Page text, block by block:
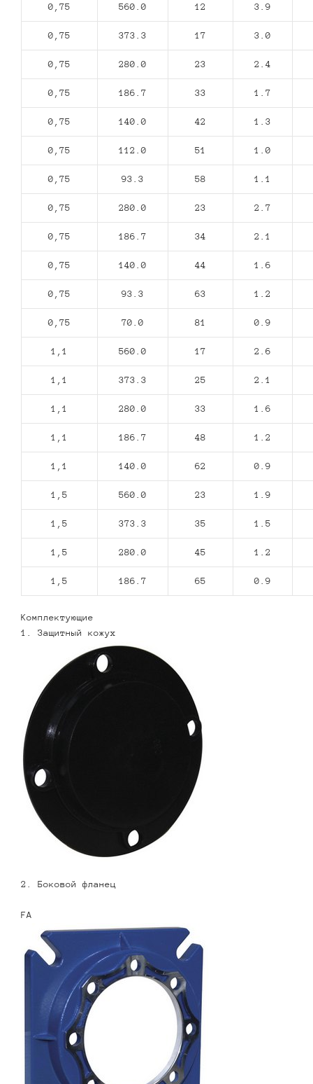
0,75 560.0 12 3.9
0,75 373.3 17 3.0
0,75 280.0 23 2.4
0,75 186.7 33 1.7
0,75 140.0 42 1.3
0,75 112.0 51 1.0
0,75 93.3 58 1.1
0,75 280.0 23 2.7
0,75 186.7 34 2.1
0,75 140.0 44 1.6
0,75 93.3 63 1.2
0,75 70.0 81 0.9
1,1 560.0 17 2.6
1,1 373.3 25 2.1
1,1 280.0 33 1.6
1,1 186.7 48 1.2
1,1 140.0 62 0.9
1,5 560.0 23 1.9
1,5 373.3 35 1.5
1,5 280.0 45 1.2
1,5 186.7 65 0.9
Комплектующие
1. Защитный кожух
2. Боковой фланец
FA